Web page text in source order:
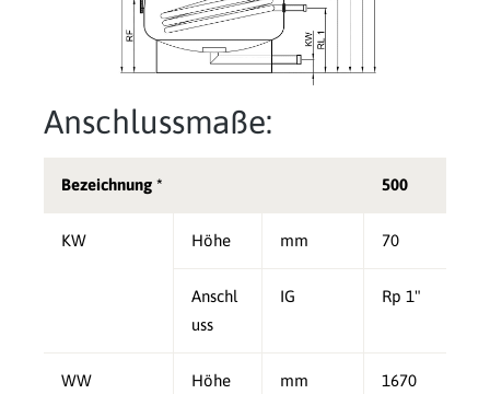
Anschlussmaße:
Bezeichnung * 500
KW Höhe mm 70
Anschl
uss
IG Rp 1"
WW Höhe mm 1670